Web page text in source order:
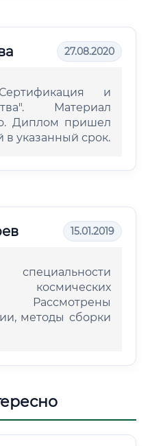
27.08.2020
и
Материал
Диплом пришел
в указанный срок.
15.01.2019
космических
методы сборки